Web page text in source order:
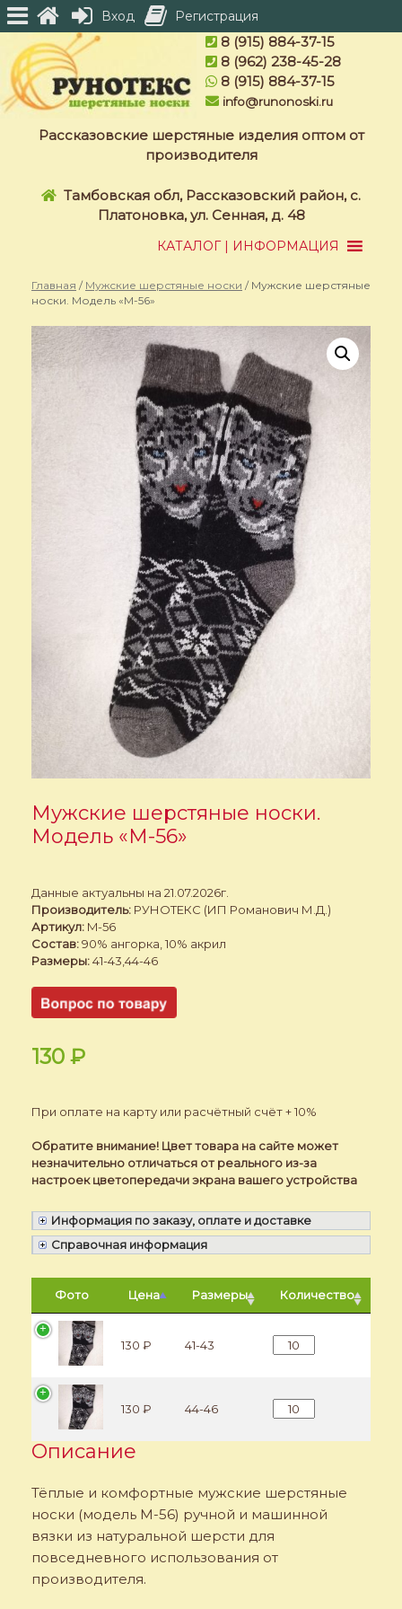
content
8 (915) 884-37-15
8 (962) 238-45-28
8 (915) 884-37-15
info@runonoski.ru
Рассказовские шерстяные изделия оптом от
производителя
Тамбовская обл, Рассказовский район, с.
Платоновка, ул. Сенная, д. 48
КАТАЛОГ | ИНФОРМАЦИЯ
Главная / Мужские шерстяные носки / Мужские шерстяные
носки. Модель «M-56»
Мужские шерстяные носки.
Модель «M-56»
Данные актуальны на 21.07.2026г.
Производитель: РУНОТЕКС (ИП Романович М.Д.)
Артикул: M-56
Состав:90% ангорка, 10% акрил
Размеры:41-43,44-46
130 ₽
При оплате на карту или расчётный счёт + 10%
Обратите внимание! Цвет товара на сайте может
незначительно отличаться от реального из-за
настроек цветопередачи экрана вашего устройства
Информация по заказу, оплате и доставке
Справочная информация
Фото Цена Размеры Количество
130 ₽ 41-43 Количество
130 ₽ 44-46 Количество
Описание
Тёплые и комфортные мужские шерстяные
носки (модель M-56) ручной и машинной
вязки из натуральной шерсти для
повседневного использования от
производителя.
Вход Регистрация